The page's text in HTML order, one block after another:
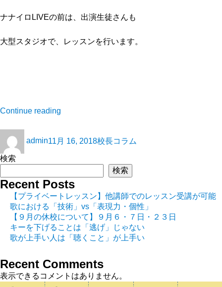
ナナイロLIVEの前は、出演生徒さんも
大型スタジオで、レッスンを行います。
Continue reading
admin11月 16, 2018校長コラム
検索
検索
Recent Posts
【プライベートレッスン】他講師でのレッスン受講が可能
歌における「技術」vs「表現力・個性」
【９月の休校について】９月６・７日・２３日
キーを下げることは「逃げ」じゃない
歌が上手い人は「聴くこと」が上手い
Recent Comments
表示できるコメントはありません。